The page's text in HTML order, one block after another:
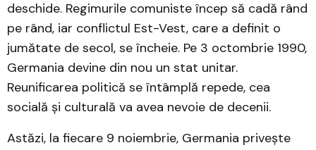
deschide. Regimurile comuniste încep să cadă rând
pe rând, iar conflictul Est-Vest, care a definit o
jumătate de secol, se încheie. Pe 3 octombrie 1990,
Germania devine din nou un stat unitar.
Reunificarea politică se întâmplă repede, cea
socială și culturală va avea nevoie de decenii.
Astăzi, la fiecare 9 noiembrie, Germania privește